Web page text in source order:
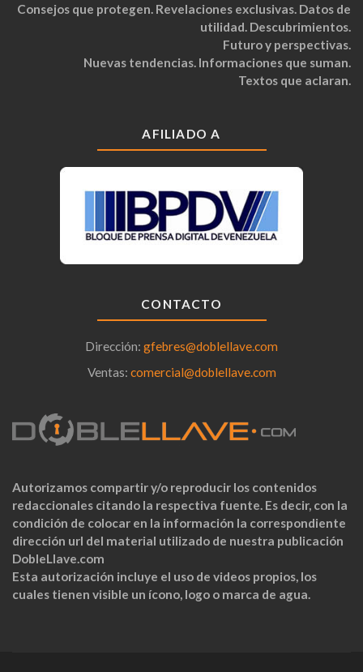
Consejos que protegen. Revelaciones exclusivas. Datos de
utilidad. Descubrimientos.
Futuro y perspectivas.
Nuevas tendencias. Informaciones que suman.
Textos que aclaran.
AFILIADO A
CONTACTO
Dirección: gfebres@doblellave.com
Ventas: comercial@doblellave.com
Autorizamos compartir y/o reproducir los contenidos
redaccionales citando la respectiva fuente. Es decir, con la
condición de colocar en la información la correspondiente
dirección url del material utilizado de nuestra publicación
DobleLlave.com
Esta autorización incluye el uso de videos propios, los
cuales tienen visible un ícono, logo o marca de agua.